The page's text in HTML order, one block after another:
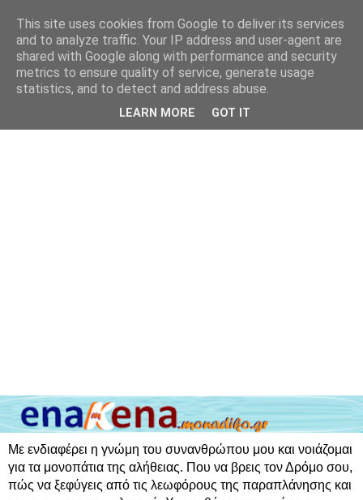
Με ενδιαφέρει η γνώμη του συνανθρώπου μου και νοιάζομαι
για τα μονοπάτια της αλήθειας. Που να βρεις τον Δρόμο σου,
πώς να ξεφύγεις από τις λεωφόρους της παραπλάνησης και
This site uses cookies from Google to deliver its services
and to analyze traffic. Your IP address and user-agent are
shared with Google along with performance and security
metrics to ensure quality of service, generate usage
statistics, and to detect and address abuse.
LEARN MORE GOT IT